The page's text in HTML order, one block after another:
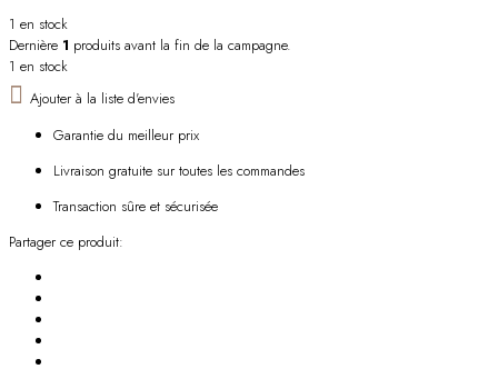
1 en stock
Dernière 1 produits avant la fin de la campagne.
1 en stock
Ajouter à la liste d'envies
Garantie du meilleur prix
Livraison gratuite sur toutes les commandes
Transaction sûre et sécurisée
Partager ce produit: